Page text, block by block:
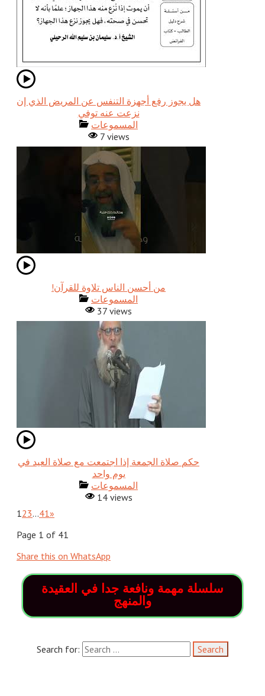
هل يجوز رفع أجهزة التنفس عن المريض الذي إن
نزعت عنه توفي
المسموعات
7 views
!من أحسن الناس تلاوة للقرآن
المسموعات
37 views
حكم صلاة الجمعة إذا اجتمعت مع صلاة العيد في
يوم واحد
المسموعات
14 views
123…41»
Page 1 of 41
Share this on WhatsApp
سلسلة مهمة ونافعة جدا في العقيدة
والمنهج
Search for: